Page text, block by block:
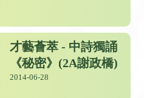
才藝薈萃 - 中詩獨誦
《秘密》(2A謝政橋)
2014-06-28